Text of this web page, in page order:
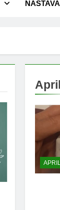
NASTAVA